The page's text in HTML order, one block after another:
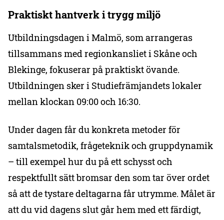
Praktiskt hantverk i trygg miljö
Utbildningsdagen i Malmö, som arrangeras
tillsammans med regionkansliet i Skåne och
Blekinge, fokuserar på praktiskt övande.
Utbildningen sker i Studiefrämjandets lokaler
mellan klockan 09:00 och 16:30.
Under dagen får du konkreta metoder för
samtalsmetodik, frågeteknik och gruppdynamik
– till exempel hur du på ett schysst och
respektfullt sätt bromsar den som tar över ordet
så att de tystare deltagarna får utrymme. Målet är
att du vid dagens slut går hem med ett färdigt,